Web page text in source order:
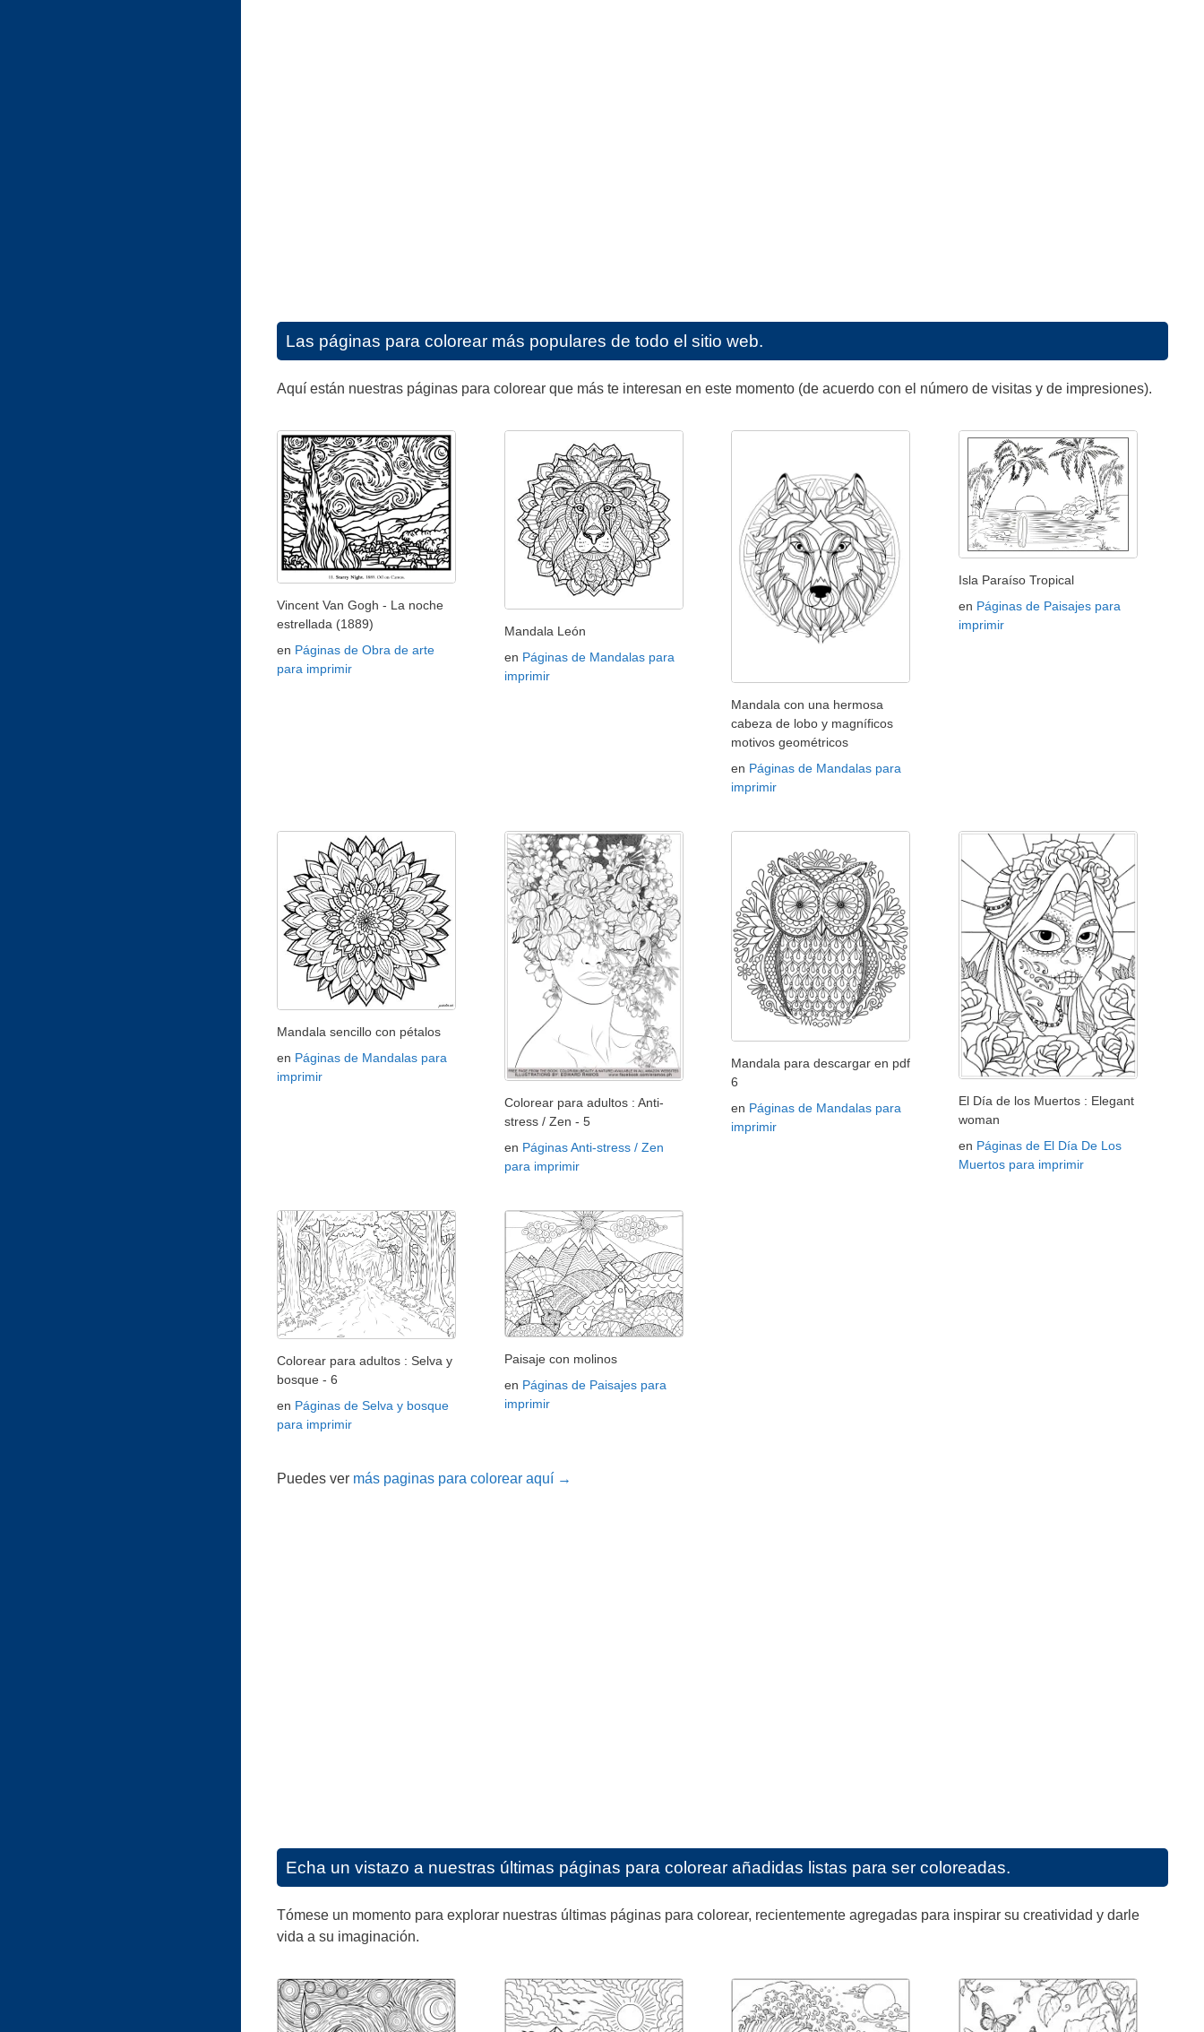
Las páginas para colorear más populares de todo el sitio web.
Aquí están nuestras páginas para colorear que más te interesan en este momento (de acuerdo con el número de visitas y de impresiones).
Vincent Van Gogh - La noche
estrellada (1889)
en Páginas de Obra de arte
para imprimir
Mandala León
en Páginas de Mandalas para
imprimir
Mandala con una hermosa
cabeza de lobo y magníficos
motivos geométricos
en Páginas de Mandalas para
imprimir
Isla Paraíso Tropical
en Páginas de Paisajes para
imprimir
Mandala sencillo con pétalos
en Páginas de Mandalas para
imprimir
Colorear para adultos : Anti-
stress / Zen - 5
en Páginas Anti-stress / Zen
para imprimir
Mandala para descargar en pdf
6
en Páginas de Mandalas para
imprimir
El Día de los Muertos : Elegant
woman
en Páginas de El Día De Los
Muertos para imprimir
Colorear para adultos : Selva y
bosque - 6
en Páginas de Selva y bosque
para imprimir
Paisaje con molinos
en Páginas de Paisajes para
imprimir
Puedes ver más paginas para colorear aquí →
Echa un vistazo a nuestras últimas páginas para colorear añadidas listas para ser coloreadas.
Tómese un momento para explorar nuestras últimas páginas para colorear, recientemente agregadas para inspirar su creatividad y darle
vida a su imaginación.